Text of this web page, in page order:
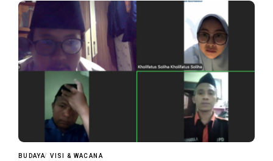
BUDAYA VISI & WACANA